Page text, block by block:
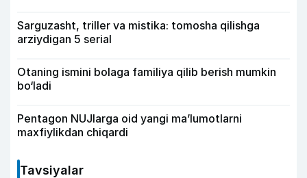
Sarguzasht, triller va mistika: tomosha qilishga
arziydigan 5 serial
Otaning ismini bolaga familiya qilib berish mumkin
bo‘ladi
Pentagon NUJlarga oid yangi maʼlumotlarni
maxfiylikdan chiqardi
Tavsiyalar